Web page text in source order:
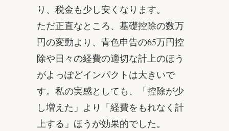
り、税金も少し安くなります。
ただ正直なところ、基礎控除の数万
円の変動より、青色申告の65万円控
除や日々の経費の適切な計上のほう
がよっぽどインパクトは大きいで
す。私の実感としても、「控除が少
し増えた」より「経費をもれなく計
上する」ほうが効果的でした。